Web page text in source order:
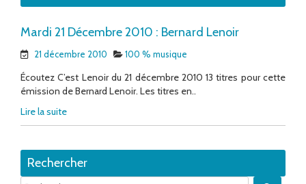
Mardi 21 Décembre 2010 : Bernard Lenoir
21 décembre 2010 100 % musique
Écoutez C’est Lenoir du 21 décembre 2010 13 titres pour cette
émission de Bernard Lenoir. Les titres en..
Lire la suite
Rechercher